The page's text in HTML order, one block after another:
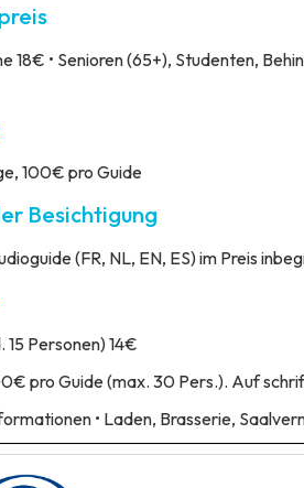
18€ • Senioren (65+), Studenten,
100€ pro Guide
Besichtigung
(FR, NL, EN, ES) im Preis
15 Personen) 14€
pro Guide (max. 30 Pers.). Auf
• Laden, Brasserie,